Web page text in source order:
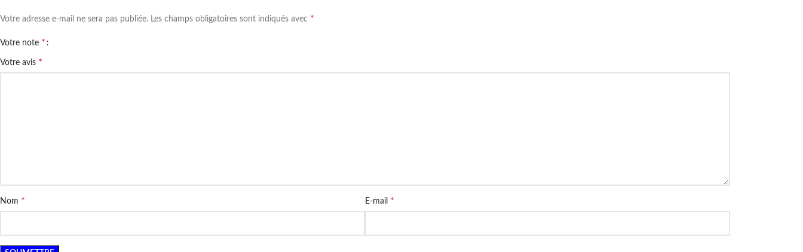
Votre adresse e-mail ne sera pas publiée. Les champs obligatoires sont indiqués avec *
Votre note *
Votre avis *
Nom * E-mail *